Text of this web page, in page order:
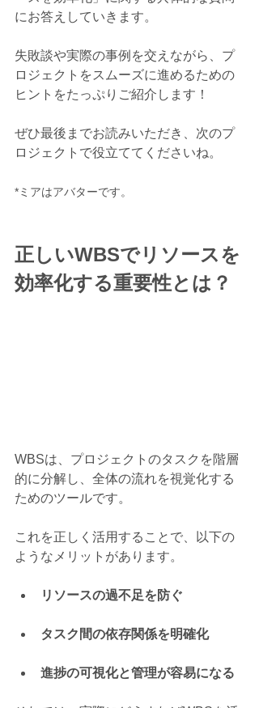
にお答えしていきます。
失敗談や実際の事例を交えながら、プ
ロジェクトをスムーズに進めるための
ヒントをたっぷりご紹介します！
ぜひ最後までお読みいただき、次のプ
ロジェクトで役立ててくださいね。
*ミアはアバターです。
正しいWBSでリソースを
効率化する重要性とは？
WBSは、プロジェクトのタスクを階層
的に分解し、全体の流れを視覚化する
ためのツールです。
これを正しく活用することで、以下の
ようなメリットがあります。
リソースの過不足を防ぐ
タスク間の依存関係を明確化
進捗の可視化と管理が容易になる